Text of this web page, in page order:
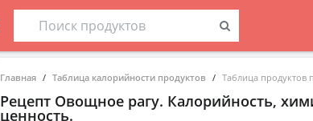
Главная Таблица калорийности продуктов Таблица продуктов
Рецепт Овощное рагу. Калорийность,
ценность.